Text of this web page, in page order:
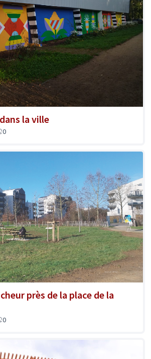
la ville
0
près de la place de la
0